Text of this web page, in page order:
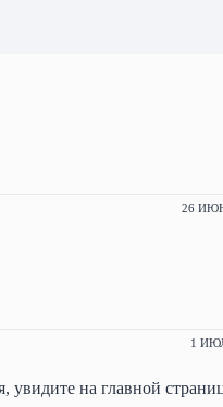
26
1
увидите на главной